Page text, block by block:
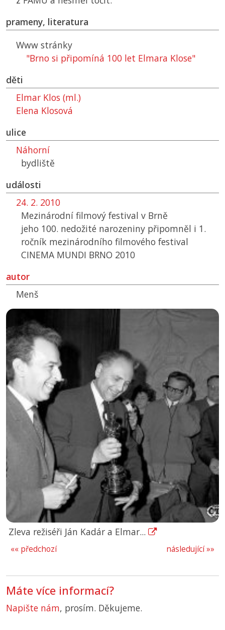
prameny, literatura
Www stránky
"Brno si připomíná 100 let Elmara Klose"
děti
Elmar Klos (ml.)
Elena Klosová
ulice
Náhorní
bydliště
události
24. 2. 2010
Mezinárodní filmový festival v Brně
jeho 100. nedožité narozeniny připomněl i 1.
ročník mezinárodního filmového festival
CINEMA MUNDI BRNO 2010
autor
Menš
Zleva režiséři Ján Kadár a Elmar...
následující »»
«« předchozí
Máte více informací?
Napište nám, prosím. Děkujeme.